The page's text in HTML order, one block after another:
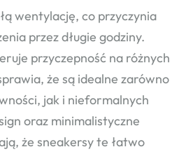
wentylację, co przyczynia
przez długie godziny.
przyczepność na różnych
że są idealne zarówno
jak i nieformalnych
oraz minimalistyczne
że sneakersy te łatwo